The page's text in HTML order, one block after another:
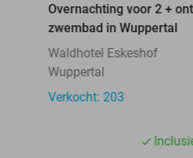
Overnachting voor 2 +
zwembad in Wuppertal
Waldhotel Eskeshof
Wuppertal
Verkocht: 203